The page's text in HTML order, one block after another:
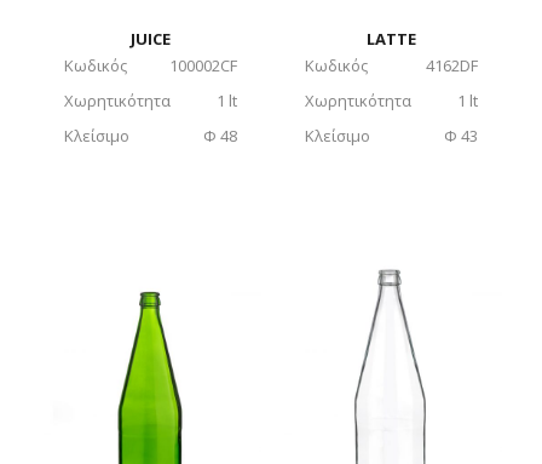
JUICE
Κωδικός
100002CF
Χωρητικότητα
1 lt
Κλείσιμο
Φ 48
LATTE
Κωδικός
4162DF
Χωρητικότητα
1 lt
Κλείσιμο
Φ 43